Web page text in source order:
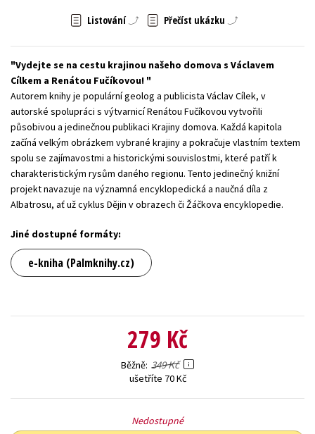
Young adult (SK)
Zahraniční literatura Zdraví a životní styl
Listování Přečíst ukázku
Vydejte se na cestu krajinou našeho domova s Václavem
Cílkem a Renátou Fučíkovou!
Autorem knihy je populární geolog a publicista Václav Cílek, v
autorské spolupráci s výtvarnicí Renátou Fučíkovou vytvořili
působivou a jedinečnou publikaci Krajiny domova. Každá kapitola
začíná velkým obrázkem vybrané krajiny a pokračuje vlastním textem
spolu se zajímavostmi a historickými souvislostmi, které patří k
charakteristickým rysům daného regionu. Tento jedinečný knižní
projekt navazuje na významná encyklopedická a naučná díla z
Albatrosu, ať už cyklus Dějin v obrazech či Žáčkova encyklopedie.
Jiné dostupné formáty:
e-kniha (Palmknihy.cz)
279 Kč
Běžně 349 Kč
ušetříte 70 Kč
Nedostupné